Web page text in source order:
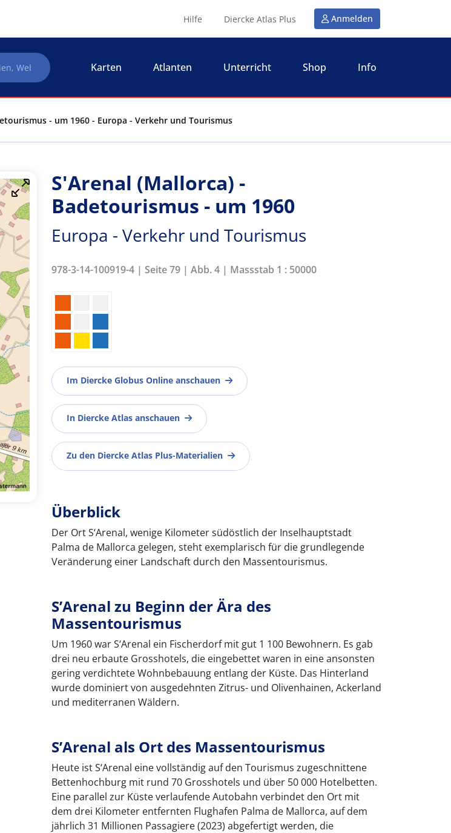
Hilfe Diercke Atlas Plus Anmelden
Karten Atlanten Unterricht Shop Info
- um 1960 - Europa - Verkehr und Tourismus
S'Arenal (Mallorca) -
Badetourismus - um 1960
Europa - Verkehr und Tourismus
978-3-14-100919-4 | Seite 79 | Abb. 4 | Massstab 1 : 50000
Im Diercke Globus Online anschauen
In Diercke Atlas anschauen
Zu den Diercke Atlas Plus-Materialien
Überblick
Der Ort S‘Arenal, wenige Kilometer südöstlich der Inselhauptstadt
Palma de Mallorca gelegen, steht exemplarisch für die grundlegende
Veränderung einer Landschaft durch den Massentourismus.
S’Arenal zu Beginn der Ära des
Massentourismus
Um 1960 war S‘Arenal ein Fischerdorf mit gut 1 100 Bewohnern. Es gab
drei neu erbaute Grosshotels, die eingebettet waren in eine ansonsten
gering verdichtete Wohnbebauung entlang der Küste. Das Hinterland
wurde dominiert von ausgedehnten Zitrus- und Olivenhainen, Ackerland
und mediterranen Wäldern.
S’Arenal als Ort des Massentourismus
Heute ist S‘Arenal eine vollständig auf den Tourismus zugeschnittene
Bettenhochburg mit rund 70 Grosshotels und über 50 000 Hotelbetten.
Eine parallel zur Küste verlaufende Autobahn verbindet den Ort mit
dem drei Kilometer entfernten Flughafen Palma de Mallorca, auf dem
jährlich 31 Millionen Passagiere (2023) abgefertigt werden, die